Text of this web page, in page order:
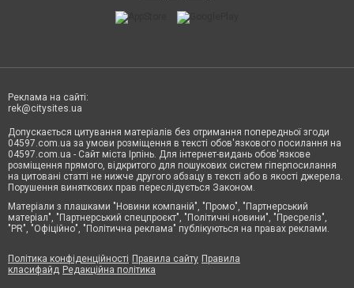
Реклама на сайті:
rek@citysites.ua
Допускається цитування матеріалів без отримання попередньої згоди
04597.com.ua за умови розміщення в тексті обов'язкового посилання на
04597.com.ua - Сайт міста Ірпінь. Для інтернет-видань обов'язкове
розміщення прямого, відкритого для пошукових систем гіперпосилання
на цитовані статті не нижче другого абзацу в тексті або в якості джерела.
Порушення виняткових прав переслідується Законом.
Матеріали з плашками "Новини компаній", "Промо", "Партнерський
матеріал", "Партнерський спецпроєкт", "Політичні новини", "Пресреліз",
"PR", "Офіційно", "Політична реклама" публікуються на правах реклами.
Політика конфіденційності Правила сайту Правила
класифайд Редакційна політика